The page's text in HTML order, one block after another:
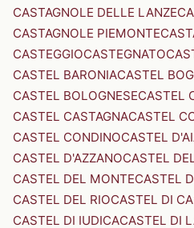
CASTAGNOLE DELLE LANZE
CASTAGNOLE PIEMONTE
CASTEGGIOCASTEGNATO
CASTEL BARONIACASTEL
CASTEL BOLOGNESECASTEL
CASTEL CASTAGNACASTEL
CASTEL CONDINOCASTEL
CASTEL D'AZZANOCASTEL
CASTEL DEL MONTECASTEL
CASTEL DEL RIOCASTEL DI
CASTEL DI IUDICACASTEL DI